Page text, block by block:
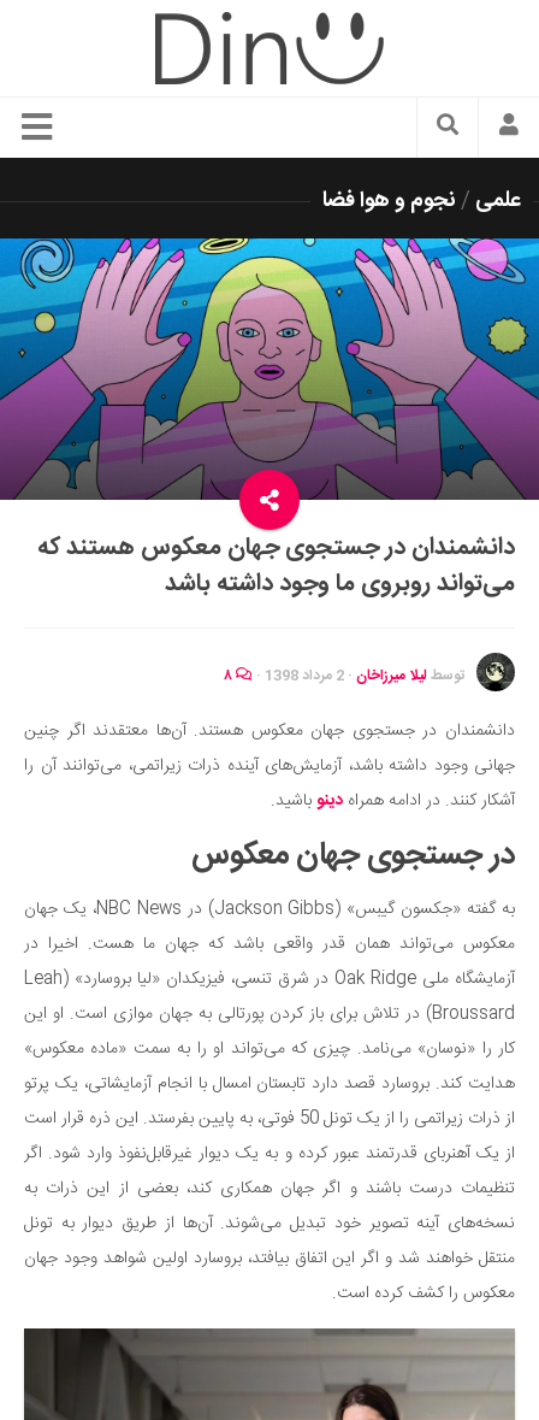
سبک زندگی
زیبایی و آرایش
شیک پوشی
دکوراسیون و چیدمان
غذا
رستوران گردی
آشپزی
سفر و گردشگری
ایران گردی
جهان گردی
موفقیت و مهارت‌های فردی
تغذیه سالم
بهداشت
کودک و مادر
ورزش و تندرستی
روانشناسی
مراکز پزشکی و دارویی
فرهنگ و هنر
سینما و تئاتر
تلویزیون
موسیقی
چهره‌ها
عکاسی و هنرهای تجسمی
کتاب و کتاب‌خوانی
معماری
علمی
علمی /نجوم و هوا فضا
دانشمندان در جستجوی جهان معکوس هستند که
می‌تواند روبروی ما وجود داشته باشد
توسطلیلا میرزاخان · 2 مرداد 1398 ·
دانشمندان در جستجوی جهان معکوس هستند. آن‌ها معتقدند اگر چنین
جهانی وجود داشته باشد، آزمایش‌های آینده ذرات زیراتمی، می‌توانند آن را
آشکار کنند. در ادامه همراه دینوباشید.
در جستجوی جهان معکوس
به گفته «جکسون گیبس» (Jackson Gibbs) در NBC News، یک جهان
معکوس می‌تواند همان قدر واقعی باشد که جهان ما هست. اخیرا در
آزمایشگاه ملی Oak Ridge در شرق تنسی، فیزیکدان «لیا بروسارد» (Leah
Broussard) در تلاش برای باز کردن پورتالی به جهان موازی است. او این
کار را «نوسان» می‌نامد. چیزی که می‌تواند او را به سمت «ماده معکوس»
هدایت کند. بروسارد قصد دارد تابستان امسال با انجام آزمایشاتی، یک پرتو
از ذرات زیراتمی را از یک تونل 50 فوتی، به پایین بفرستد. این ذره قرار است
از یک آهنربای قدرتمند عبور کرده و به یک دیوار غیرقابل‌نفوذ وارد شود. اگر
تنظیمات درست باشند و اگر جهان همکاری کند، بعضی از این ذرات به
نسخه‌های آینه تصویر خود تبدیل می‌شوند. آن‌ها از طریق دیوار به تونل
منتقل خواهند شد و اگر این اتفاق بیافتد، بروسارد اولین شواهد وجود جهان
معکوس را کشف کرده است.